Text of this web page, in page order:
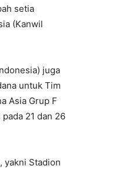
setia
(Kanwil
juga
untuk Tim
Asia Grup F
21 dan 26
yakni Stadion